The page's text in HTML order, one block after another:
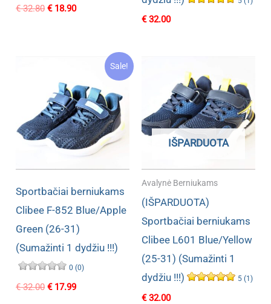
€32.80 Original
€18.90Current
€32.00
Sale!
Sportbačiai berniukams
Clibee F-852 Blue/Apple
Green (26-31)
(Sumažinti 1 dydžiu !!!)
0 (0)
€32.00 Original
€17.99Current
IŠPARDUOTA
Avalynė Berniukams
(IŠPARDUOTA)
Sportbačiai berniukams
Clibee L601 Blue/Yellow
(25-31) (Sumažinti 1
dydžiu !!!)
5 (1)
€32.00